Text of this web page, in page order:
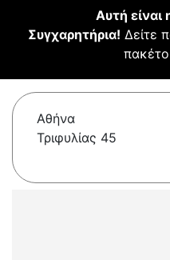
Αυτή είναι
Συγχαρητήρια! Δείτε
Αθήνα
Τριφυλίας 45